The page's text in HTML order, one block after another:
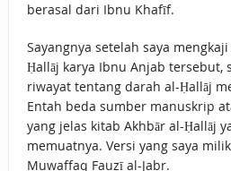
berasal dari Ibnu Khafīf.
Sayangnya setelah saya
Ḥallāj karya Ibnu Anjab tersebut,
riwayat tentang darah al-Ḥallāj
Entah beda sumber manuskrip
yang jelas kitab Akhbār al-Ḥallāj
memuatnya. Versi yang saya
Muwaffaq Fauzī al-Jabr.